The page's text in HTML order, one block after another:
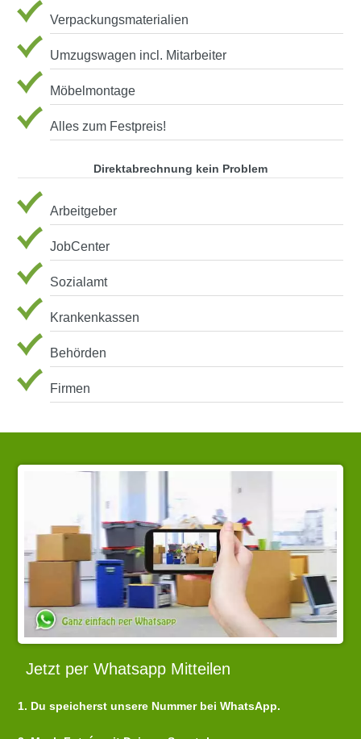
Verpackungsmaterialien
Umzugswagen incl. Mitarbeiter
Möbelmontage
Alles zum Festpreis!
Direktabrechnung kein Problem
Arbeitgeber
JobCenter
Sozialamt
Krankenkassen
Behörden
Firmen
Jetzt per Whatsapp Mitteilen
1. Du speicherst unsere Nummer bei WhatsApp.